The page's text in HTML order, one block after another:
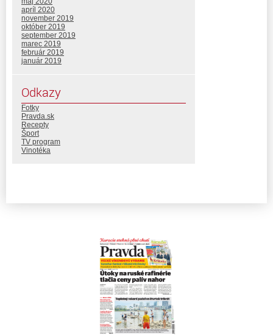
apríl 2020
november 2019
október 2019
september 2019
marec 2019
február 2019
január 2019
Odkazy
Fotky
Pravda.sk
Recepty
Šport
TV program
Vinotéka